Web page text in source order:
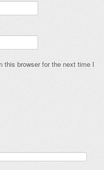
this browser for the next time I